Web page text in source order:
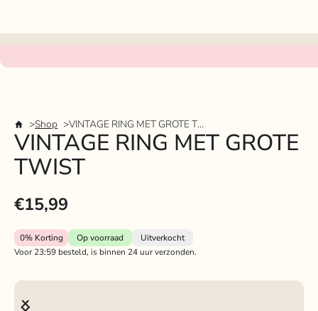
Shop VINTAGE RING MET GROTE TWIST
VINTAGE RING MET GROTE
TWIST
€15,99
0%Korting Op voorraad
Uitverkocht
Voor 23:59 besteld, is binnen 24 uur verzonden.